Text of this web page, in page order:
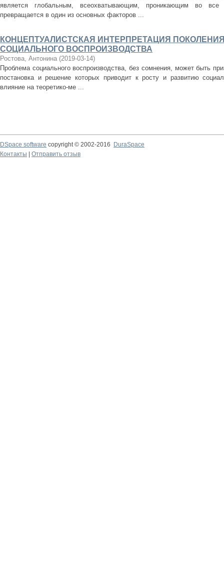
является глобальным, всеохватывающим, проникающим во
превращается в один из основных факторов ...
КОНЦЕПТУАЛИСТСКАЯ ИНТЕРПРЕТАЦИЯ
СОЦИАЛЬНОГО ВОСПРОИЗВОДСТВА
Ростова, Антонина (2019-03-14)
Проблема социального воспроизводства, без сомнения, может быть
постановка и решение которых приводит к росту и развитию
влияние на теоретико-ме ...
DSpace software copyright © 2002-2016
DuraSpace
Контакты
Отправить отзыв